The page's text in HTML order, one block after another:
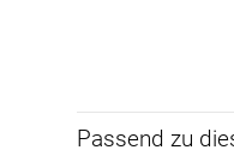
Passend zu